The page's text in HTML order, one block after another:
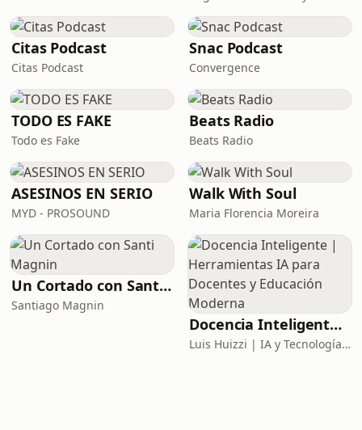
Citas Podcast
Citas Podcast
Snac Podcast
Convergence
TODO ES FAKE
Todo es Fake
Beats Radio
Beats Radio
ASESINOS EN SERIO
MYD - PROSOUND
Walk With Soul
Maria Florencia Moreira
Un Cortado con Santi Magnin
Santiago Magnin
Docencia Inteligente | Herramientas IA para Docentes y Educación Moderna
Luis Huizzi | IA y Tecnología Educativa